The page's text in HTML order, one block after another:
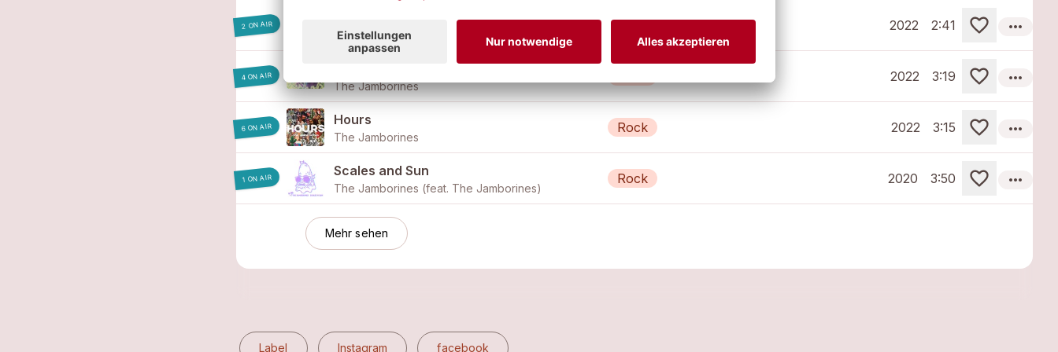
2 ON AIR
Walking around the bend
The Jamborines
2022 2:41 more_horiz
4 ON AIR
The Jamborines
2022 3:19 more_horiz
6 ON AIR
Hours
The Jamborines
Rock 2022 3:15 more_horiz
1 ON AIR
Scales and Sun
The Jamborines (feat. The Jamborines)
Rock 2020 3:50 more_horiz
Mehr sehen
Label Instagram facebook